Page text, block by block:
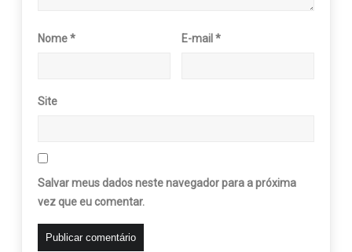
Nome* E-mail*
Site
Salvar meus dados neste navegador para a próxima
vez que eu comentar.